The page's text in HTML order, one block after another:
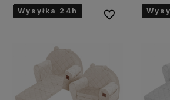
Wysyłka 24h
Wysyłka 24h
Wysyłka 24h
Wysyłka 24h
Wysyłka 24h
Wysyłka 24h
Wysyłka 24h
Wysyłka 24h Do ulubionych